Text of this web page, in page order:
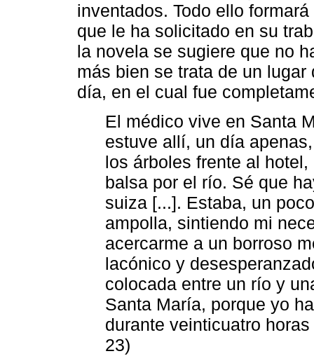
inventados. Todo ello
que le ha solicitado en su
la novela se sugiere que no
más bien se trata de un
día, en el cual fue
El médico vive en Santa
estuve allí, un día
los árboles frente al
balsa por el río. Sé que
suiza [...]. Estaba, un
ampolla, sintiendo mi
acercarme a un borroso
lacónico y
colocada entre un río y
Santa María, porque yo
durante veinticuatro
23)